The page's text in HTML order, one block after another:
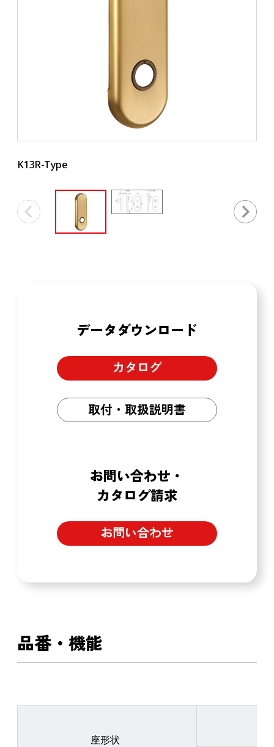
K13R-Type
データダウンロード
カタログ
取付・取扱説明書
お問い合わせ・
カタログ請求
お問い合わせ
品番・機能
座形状